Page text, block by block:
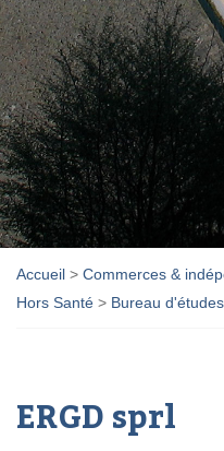
Accueil > Commerces &
Hors Santé > Bureau d'études
ERGD sprl